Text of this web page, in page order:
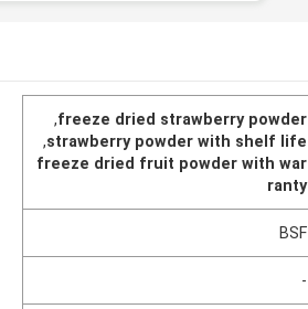
freeze dried strawberry powder
,
strawberry powder with shelf life
,
freeze dried fruit powder with war
ranty
BSF
-